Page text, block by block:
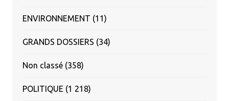
ENVIRONNEMENT (11)
GRANDS DOSSIERS (34)
Non classé(358)
POLITIQUE (1 218)